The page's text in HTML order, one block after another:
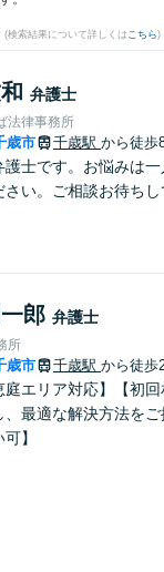
(検索結果について詳しくは こちら)
弁護士
法律事務所
歳市 千歳駅 から徒歩
護士です。お悩みは
い。ご相談お待ちし
郎 弁護士
所
歳市 千歳駅 から徒歩
庭エリア対応】【初
、最適な解決方法を
】